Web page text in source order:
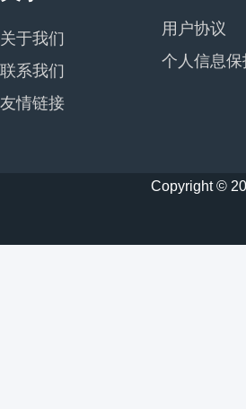
关于我们
联系我们
友情链接
用户协议
个人信息
Copyright ©